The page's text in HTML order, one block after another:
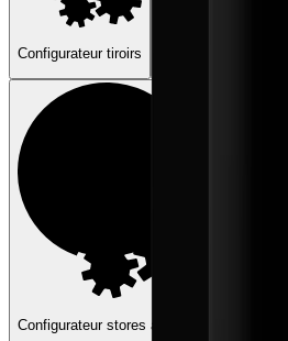
computer light_mode
language Français
arrow_drop_down
Configurateur tiroirs
Configurateur stores à rouleau